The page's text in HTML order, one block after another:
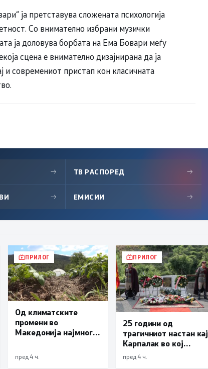
ја претставува сложената психологија
Со внимателно избрани музички
ја доловува борбата на Ема Бовари меѓу
сцена е внимателно дизајнирана да ја
и современиот пристап кон класичната
→ ТВ РАСПОРЕД →
→ ЕМИСИИ →
ПРИЛОГ
Од климатските
промени во
Македонија најмногу
земјоделството
пред 4 ч.
ПРИЛОГ
25 години од
трагичниот настан кај
Карпалак во кој
загинаа десетмина
македонски
пред 4 ч.